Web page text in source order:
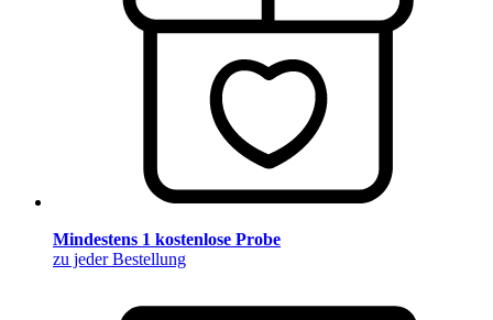
Mindestens 1 kostenlose Probe
zu jeder Bestellung